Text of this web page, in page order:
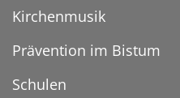
Kirchenmusik
Prävention im Bistum
Schulen